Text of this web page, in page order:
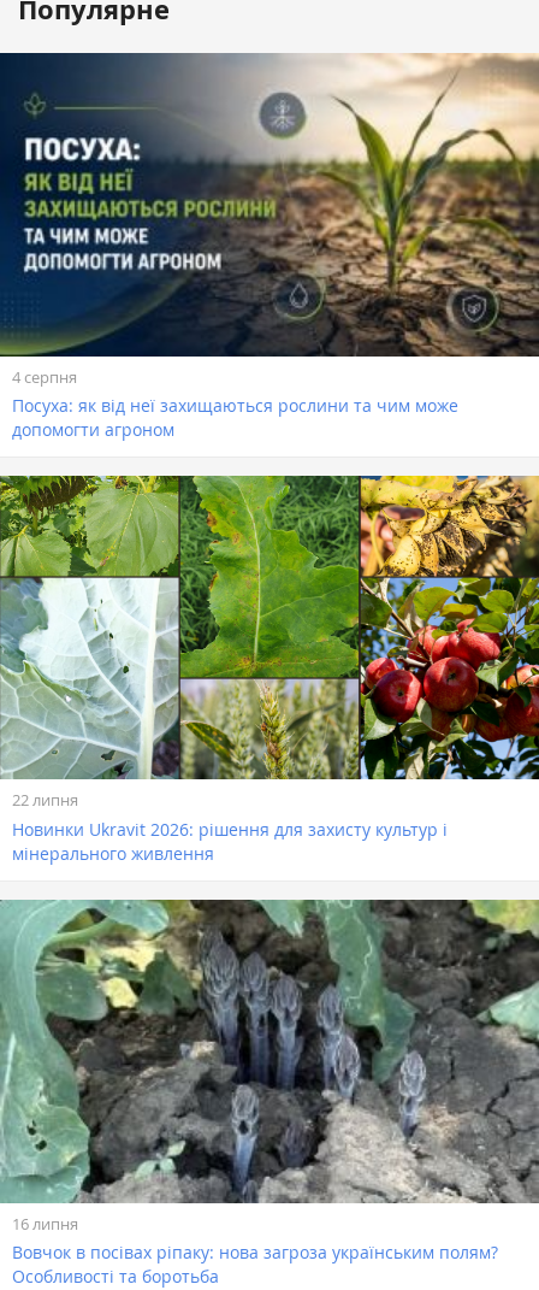
Популярне
4 серпня
Посуха: як від неї захищаються рослини та чим може
допомогти агроном
22 липня
Новинки Ukravit 2026: рішення для захисту культур і
мінерального живлення
16 липня
Вовчок в посівах ріпаку: нова загроза українським полям?
Особливості та боротьба